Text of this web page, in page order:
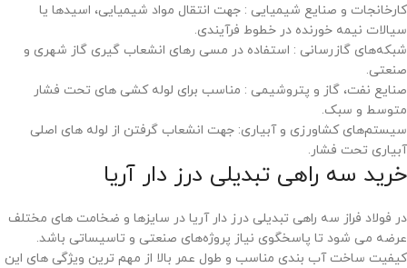
کارخانجات و صنایع شیمیایی : جهت انتقال مواد شیمیایی، اسیدها یا
سیالات نیمه‌ خورنده در خطوط فرآیندی.
شبکه‌های گازرسانی : استفاده در مسی رهای انشعاب ‌گیری گاز شهری و
صنعتی.
صنایع نفت، گاز و پتروشیمی : مناسب برای لوله‌ کشی‌ های تحت فشار
متوسط و سبک.
سیستم‌های کشاورزی و آبیاری: جهت انشعاب گرفتن از لوله‌ های اصلی
آبیاری تحت فشار.
خرید سه راهی تبدیلی درز دار آریا
در فولاد فراز سه راهی تبدیلی درز دار آریا در سایزها و ضخامت‌ های مختلف
عرضه می ‌شود تا پاسخگوی نیاز پروژه‌های صنعتی و تاسیساتی باشد.
کیفیت ساخت آب‌ بندی مناسب و طول عمر بالا از مهم ‌ترین ویژگی‌ های این